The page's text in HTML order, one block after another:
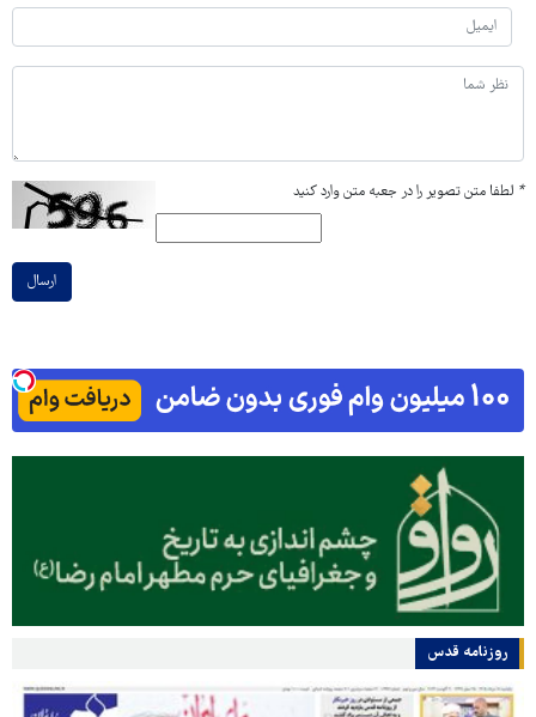
* لطفا متن تصویر را در جعبه متن وارد کنید
ارسال
روزنامه قدس